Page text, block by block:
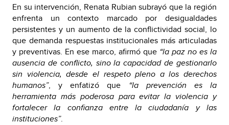
En su intervención, Renata Rubian subrayó que la región
enfrenta un contexto marcado por desigualdades
persistentes y un aumento de la conflictividad social, lo
que demanda respuestas institucionales más articuladas
y preventivas. En ese marco, afirmó que “la paz no es la
ausencia de conflicto, sino la capacidad de gestionarlo
sin violencia, desde el respeto pleno a los derechos
humanos”, y enfatizó que
“la prevención es la
herramienta más poderosa para evitar la violencia y
fortalecer la confianza entre la ciudadanía y las
instituciones”.